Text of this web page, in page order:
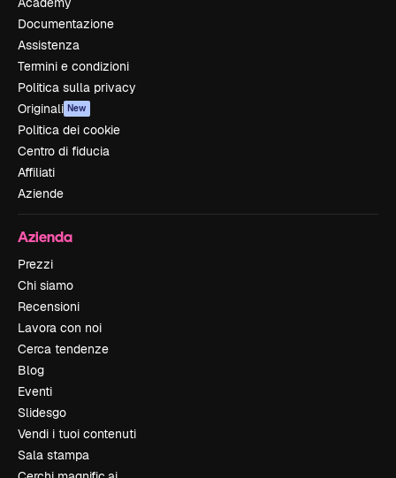
Documentazione
Assistenza
Termini e condizioni
Politica sulla privacy
Originali New
Politica dei cookie
Centro di fiducia
Affiliati
Aziende
Azienda
Prezzi
Chi siamo
Recensioni
Lavora con noi
Cerca tendenze
Blog
Eventi
Slidesgo
Vendi i tuoi contenuti
Sala stampa